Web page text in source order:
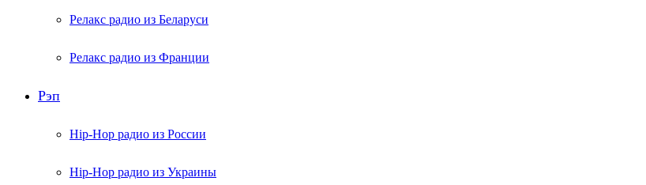
Релакс радио из Беларуси
Релакс радио из Франции
Рэп
Hip-Hop радио из России
Hip-Hop радио из Украины